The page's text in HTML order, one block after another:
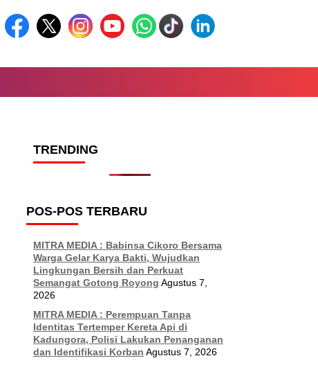
TRENDING
POS-POS TERBARU
MITRA MEDIA : Babinsa Cikoro Bersama
Warga Gelar Karya Bakti, Wujudkan
Lingkungan Bersih dan Perkuat
Semangat Gotong Royong Agustus 7,
2026
MITRA MEDIA : Perempuan Tanpa
Identitas Tertemper Kereta Api di
Kadungora, Polisi Lakukan Penanganan
dan Identifikasi Korban Agustus 7, 2026